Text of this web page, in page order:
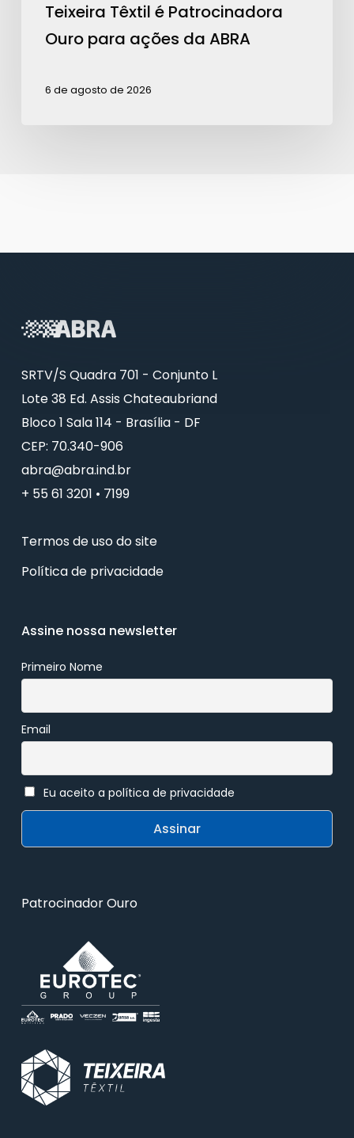
Teixeira Têxtil é Patrocinadora
Ouro para ações da ABRA
6 de agosto de 2026
SRTV/S Quadra 701 - Conjunto L
Lote 38 Ed. Assis Chateaubriand
Bloco 1 Sala 114 - Brasília - DF
CEP: 70.340-906
abra@abra.ind.br
+ 55 61 3201 • 7199
Termos de uso do site
Política de privacidade
Assine nossa newsletter
Primeiro Nome
Email
Eu aceito a política de privacidade
Patrocinador Ouro